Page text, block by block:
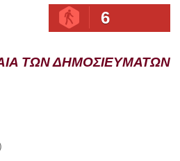
6
ΤΩΝ ΔΗΜΟΣΙΕΥΜΑΤΩΝ